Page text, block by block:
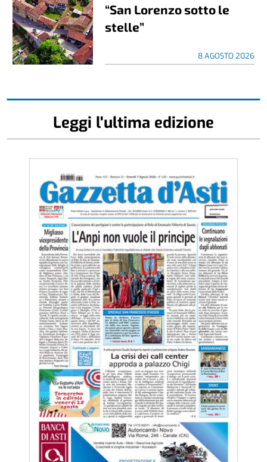
“San Lorenzo sotto le
stelle”
8 AGOSTO 2026
Leggi l'ultima edizione